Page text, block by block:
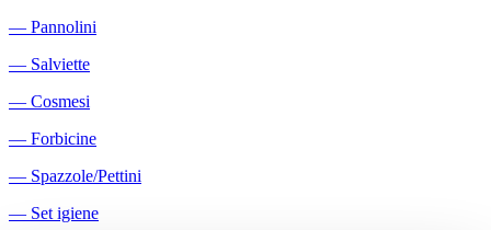
― Pannolini
― Salviette
― Cosmesi
― Forbicine
― Spazzole/Pettini
― Set igiene